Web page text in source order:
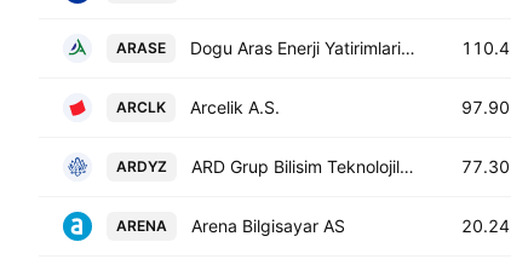
ARASE Dogu Aras Enerji Yatirimlari AS 110.4
ARCLK Arcelik A.S. 97.90
ARDYZ ARD Grup Bilisim Teknolojileri AS 77.30
ARENA Arena Bilgisayar AS 20.24